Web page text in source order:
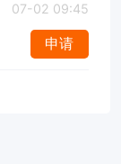
07-02 09:45
申请